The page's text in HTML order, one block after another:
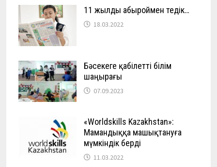
11 жылды абыроймен өтедік…
18.03.2022
Бәсекеге қабілетті білім
шаңырағы
07.09.2023
«Worldskills Kazakhstan»:
Мамандыққа машықтануға
мүмкіндік берді
11.03.2022